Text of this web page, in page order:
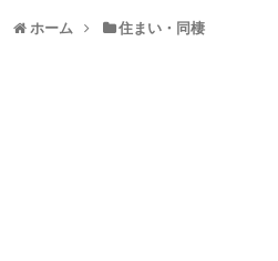
ホーム 住まい・同棲